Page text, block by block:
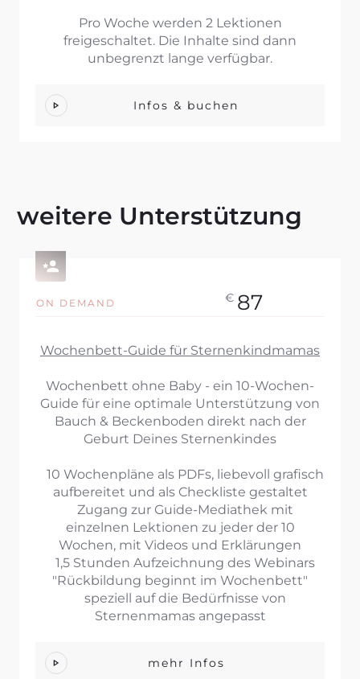
Pro Woche werden 2 Lektionen
freigeschaltet. Die Inhalte sind dann
unbegrenzt lange verfügbar.
Infos & buchen
weitere Unterstützung
ON DEMAND € 87
Wochenbett-Guide für Sternenkindmamas
Wochenbett ohne Baby - ein 10-Wochen-
Guide für eine optimale Unterstützung von
Bauch & Beckenboden direkt nach der
Geburt Deines Sternenkindes
10 Wochenpläne als PDFs, liebevoll grafisch
aufbereitet und als Checkliste gestaltet
Zugang zur Guide-Mediathek mit
einzelnen Lektionen zu jeder der 10
Wochen, mit Videos und Erklärungen
1,5 Stunden Aufzeichnung des Webinars
"Rückbildung beginnt im Wochenbett"
speziell auf die Bedürfnisse von
Sternenmamas angepasst
mehr Infos